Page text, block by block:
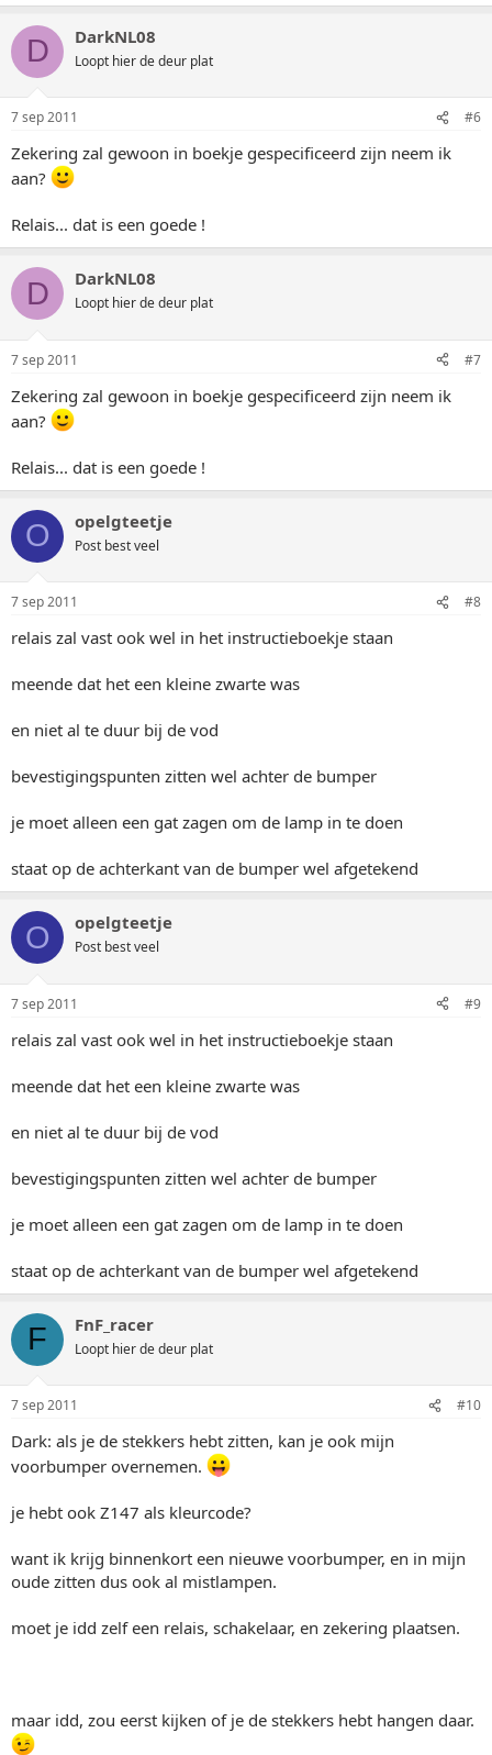
D DarkNL08
Loopt hier de deur plat
7 sep 2011 #6
Zekering zal gewoon in boekje gespecificeerd zijn neem ik
aan?
Relais... dat is een goede !
D DarkNL08
Loopt hier de deur plat
7 sep 2011 #7
Zekering zal gewoon in boekje gespecificeerd zijn neem ik
aan?
Relais... dat is een goede !
O opelgteetje
Post best veel
7 sep 2011 #8
relais zal vast ook wel in het instructieboekje staan
meende dat het een kleine zwarte was
en niet al te duur bij de vod
bevestigingspunten zitten wel achter de bumper
je moet alleen een gat zagen om de lamp in te doen
staat op de achterkant van de bumper wel afgetekend
O opelgteetje
Post best veel
7 sep 2011 #9
relais zal vast ook wel in het instructieboekje staan
meende dat het een kleine zwarte was
en niet al te duur bij de vod
bevestigingspunten zitten wel achter de bumper
je moet alleen een gat zagen om de lamp in te doen
staat op de achterkant van de bumper wel afgetekend
F FnF_racer
Loopt hier de deur plat
7 sep 2011 #10
Dark: als je de stekkers hebt zitten, kan je ook mijn
voorbumper overnemen.
je hebt ook Z147 als kleurcode?
want ik krijg binnenkort een nieuwe voorbumper, en in mijn
oude zitten dus ook al mistlampen.
moet je idd zelf een relais, schakelaar, en zekering plaatsen.
maar idd, zou eerst kijken of je de stekkers hebt hangen daar.